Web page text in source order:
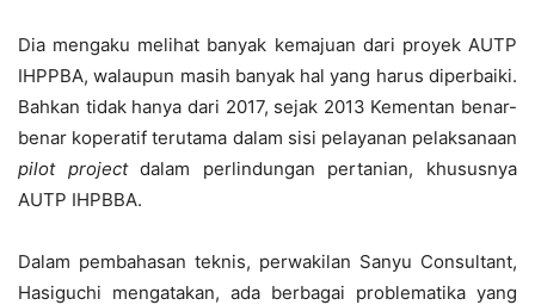
Dia mengaku melihat banyak kemajuan dari proyek AUTP
IHPPBA, walaupun masih banyak hal yang harus diperbaiki.
Bahkan tidak hanya dari 2017, sejak 2013 Kementan benar-
benar koperatif terutama dalam sisi pelayanan pelaksanaan
pilot projectdalam perlindungan pertanian, khususnya
AUTP IHPBBA.
Dalam pembahasan teknis, perwakilan Sanyu Consultant,
Hasiguchi mengatakan, ada berbagai problematika yang